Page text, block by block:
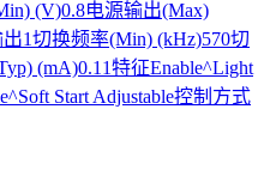
(V)0.8电源输出(Max)
1切换频率(Min) (kHz)570切
(mA)0.11特征Enable^Light
Start Adjustable控制方式